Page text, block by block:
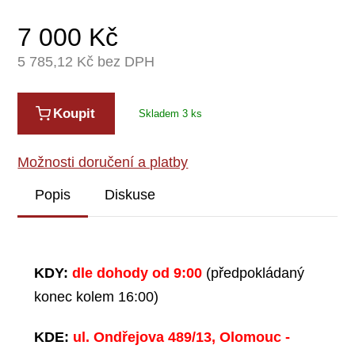
7 000 Kč
5 785,12 Kč bez DPH
Koupit Skladem 3 ks
Možnosti doručení a platby
Popis Diskuse
KDY: dle dohody od 9:00 (předpokládaný
konec kolem 16:00)
KDE: ul. Ondřejova 489/13, Olomouc -